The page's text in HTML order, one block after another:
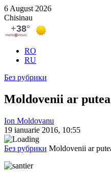
6 August 2026
Chisinau
RO
RU
Без рубрики
Moldovenii ar putea
Ion Moldovanu
19 ianuarie 2016, 10:55
Без рубрики Moldovenii ar